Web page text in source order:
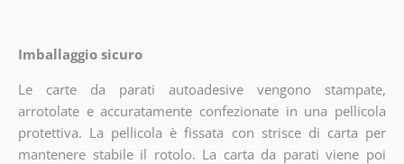
Imballaggio sicuro
Le carte da parati autoadesive vengono stampate,
arrotolate e accuratamente confezionate in una pellicola
protettiva. La pellicola è fissata con strisce di carta per
mantenere stabile il rotolo. La carta da parati viene poi